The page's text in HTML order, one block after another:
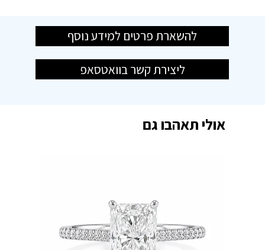
להשארת פרטים למידע נוסף
ליצירת קשר בוואטסאפ
אולי תאהבו גם